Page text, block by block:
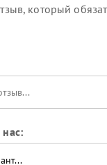
который